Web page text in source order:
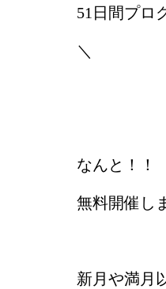
51日間プロ
＼
なんと！！
無料開催し
新月や満月